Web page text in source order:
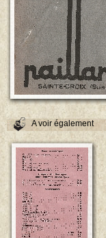
A voir également